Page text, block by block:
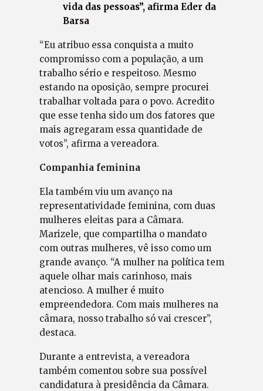
vida das pessoas”, afirma Eder da
Barsa
“Eu atribuo essa conquista a muito
compromisso com a população, a um
trabalho sério e respeitoso. Mesmo
estando na oposição, sempre procurei
trabalhar voltada para o povo. Acredito
que esse tenha sido um dos fatores que
mais agregaram essa quantidade de
votos”, afirma a vereadora.
Companhia feminina
Ela também viu um avanço na
representatividade feminina, com duas
mulheres eleitas para a Câmara.
Marizele, que compartilha o mandato
com outras mulheres, vê isso como um
grande avanço. “A mulher na política tem
aquele olhar mais carinhoso, mais
atencioso. A mulher é muito
empreendedora. Com mais mulheres na
câmara, nosso trabalho só vai crescer”,
destaca.
Durante a entrevista, a vereadora
também comentou sobre sua possível
candidatura à presidência da Câmara.